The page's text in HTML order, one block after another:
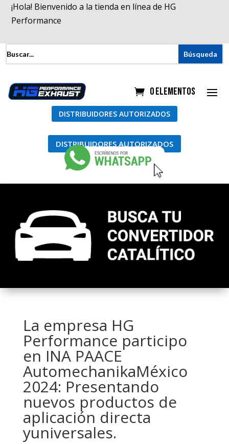
¡Hola! Bienvenido a la tienda en línea de HG
Performance
0 elementos
DISTRIBUIDORES AUTORIZADOS
DISTRIBUIDORES AUTORIZADOS
La empresa HG
Performance participo
en INA PAACE
AutomechanikaMéxico
2024: Presentando
nuevos productos de
aplicación directa
yuniversales.